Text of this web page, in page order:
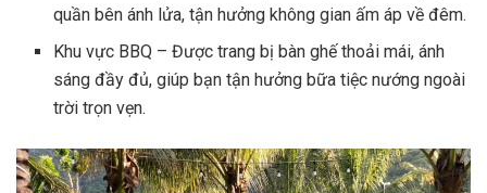
quần bên ánh lửa, tận hưởng không gian ấm áp về đêm.
Khu vực BBQ – Được trang bị bàn ghế thoải mái, ánh
sáng đầy đủ, giúp bạn tận hưởng bữa tiệc nướng ngoài
trời trọn vẹn.